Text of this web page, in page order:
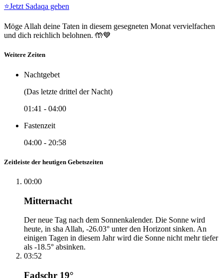
⭐Jetzt Sadaqa geben
Möge Allah deine Taten in diesem gesegneten Monat vervielfachen
und dich reichlich belohnen. 🤲💙
Weitere Zeiten
Nachtgebet
(Das letzte drittel der Nacht)
01:41 - 04:00
Fastenzeit
04:00 - 20:58
Zeitleiste der heutigen Gebetszeiten
00:00
Mitternacht
Der neue Tag nach dem Sonnenkalender. Die Sonne wird
heute, in sha Allah, -26.03° unter den Horizont sinken. An
einigen Tagen in diesem Jahr wird die Sonne nicht mehr tiefer
als -18.5° absinken.
03:52
Fadschr 19°